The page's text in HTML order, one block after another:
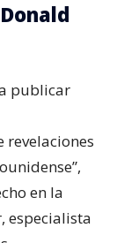
publicar
revelaciones
en la
especialista